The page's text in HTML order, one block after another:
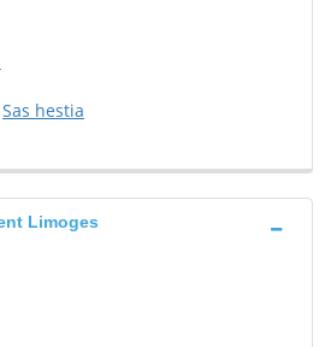
Sas hestia
Limoges